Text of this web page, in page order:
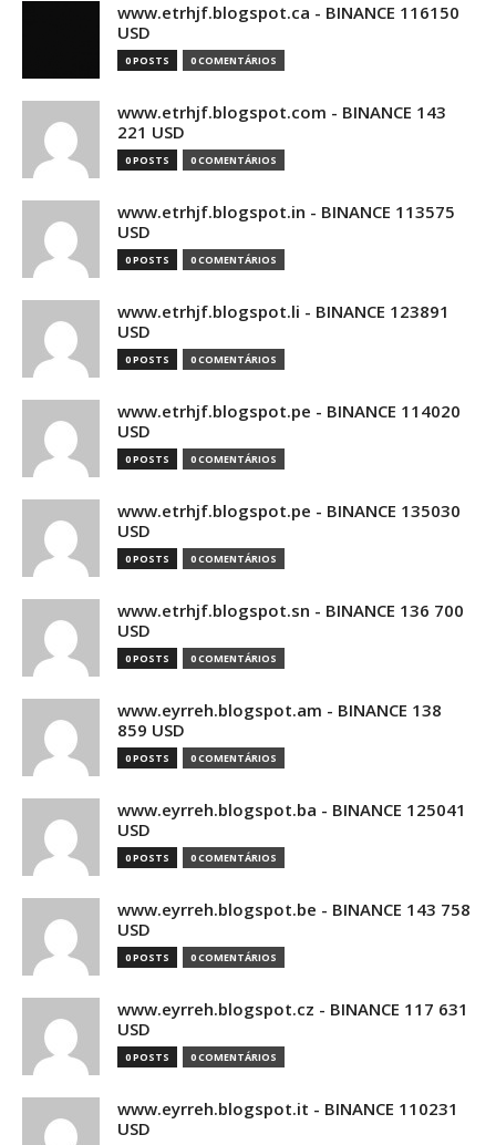
www.etrhjf.blogspot.ca - BINANCE 116150
USD
0 POSTS 0 COMENTÁRIOS
www.etrhjf.blogspot.com - BINANCE 143
221 USD
0 POSTS 0 COMENTÁRIOS
www.etrhjf.blogspot.in - BINANCE 113575
USD
0 POSTS 0 COMENTÁRIOS
www.etrhjf.blogspot.li - BINANCE 123891
USD
0 POSTS 0 COMENTÁRIOS
www.etrhjf.blogspot.pe - BINANCE 114020
USD
0 POSTS 0 COMENTÁRIOS
www.etrhjf.blogspot.pe - BINANCE 135030
USD
0 POSTS 0 COMENTÁRIOS
www.etrhjf.blogspot.sn - BINANCE 136 700
USD
0 POSTS 0 COMENTÁRIOS
www.eyrreh.blogspot.am - BINANCE 138
859 USD
0 POSTS 0 COMENTÁRIOS
www.eyrreh.blogspot.ba - BINANCE 125041
USD
0 POSTS 0 COMENTÁRIOS
www.eyrreh.blogspot.be - BINANCE 143 758
USD
0 POSTS 0 COMENTÁRIOS
www.eyrreh.blogspot.cz - BINANCE 117 631
USD
0 POSTS 0 COMENTÁRIOS
www.eyrreh.blogspot.it - BINANCE 110231
USD